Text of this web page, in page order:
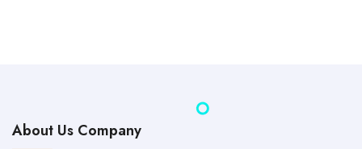
About Us Company